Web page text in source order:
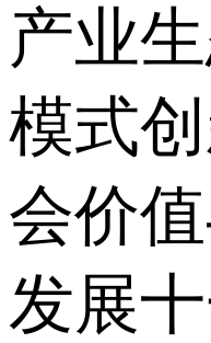
产业
模式创
会价
发展